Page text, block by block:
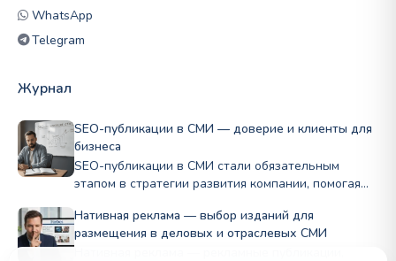
WhatsApp
Telegram
Журнал
SEO-публикации в СМИ — доверие и клиенты для
бизнеса
SEO-публикации в СМИ стали обязательным
этапом в стратегии развития компании, помогая
Нативная реклама — выбор изданий для
размещения в деловых и отраслевых СМИ